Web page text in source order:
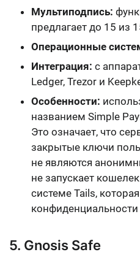
Мультиподпись:
предлагает до 15 из
Операционные
Интеграция: с
Ledger, Trezor и
Особенности:
названием Simple
Это означает, что
закрытые ключи
не являются
не запускает
системе Tails,
5. Gnosis Safe